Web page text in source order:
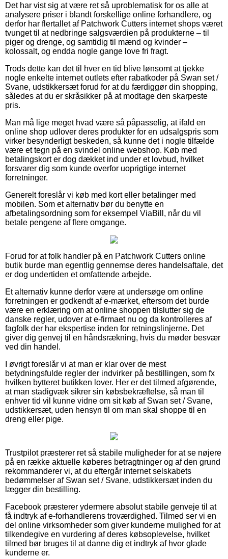
Det har vist sig at være ret så uproblematisk for os alle at
analysere priser i blandt forskellige online forhandlere, og
derfor har flertallet af Patchwork Cutters internet shops været
tvunget til at nedbringe salgsværdien på produkterne – til
piger og drenge, og samtidig til mænd og kvinder –
kolossalt, og endda nogle gange love fri fragt.
Trods dette kan det til hver en tid blive lønsomt at tjekke
nogle enkelte internet outlets efter rabatkoder på Swan set /
Svane, udstikkersæt forud for at du færdiggør din shopping,
således at du er skråsikker på at modtage den skarpeste
pris.
Man må lige meget hvad være så påpasselig, at ifald en
online shop udlover deres produkter for en udsalgspris som
virker besynderligt beskeden, så kunne det i nogle tilfælde
være et tegn på en svindel online webshop. Køb med
betalingskort er dog dækket ind under et lovbud, hvilket
forsvarer dig som kunde overfor uoprigtige internet
forretninger.
Generelt foreslår vi køb med kort eller betalinger med
mobilen. Som et alternativ bør du benytte en
afbetalingsordning som for eksempel ViaBill, når du vil
betale pengene af flere omgange.
Forud for at folk handler på en Patchwork Cutters online
butik burde man egentlig gennemse deres handelsaftale, det
er dog undertiden et omfattende arbejde.
Et alternativ kunne derfor være at undersøge om online
forretningen er godkendt af e-mærket, eftersom det burde
være en erklæring om at online shoppen tilslutter sig de
danske regler, udover at e-firmaet nu og da kontrolleres af
fagfolk der har ekspertise inden for retningslinjerne. Det
giver dig genvej til en håndsrækning, hvis du møder besvær
ved din handel.
I øvrigt foreslår vi at man er klar over de mest
betydningsfulde regler der indvirker på bestillingen, som fx
hvilken bytteret butikken lover. Her er det tilmed afgørende,
at man stadigvæk sikrer sin købsbekræftelse, så man til
enhver tid vil kunne vidne om sit køb af Swan set / Svane,
udstikkersæt, uden hensyn til om man skal shoppe til en
dreng eller pige.
Trustpilot præsterer ret så stabile muligheder for at se nøjere
på en række aktuelle køberes betragtninger og af den grund
rekommanderer vi, at du eftergår internet selskabets
bedømmelser af Swan set / Svane, udstikkersæt inden du
lægger din bestilling.
Facebook præsterer ydermere absolut stabile genveje til at
få indtryk af e-forhandlerens troværdighed. Tilmed ser vi en
del online virksomheder som giver kunderne mulighed for at
tilkendegive en vurdering af deres købsoplevelse, hvilket
tilmed bør bruges til at danne dig et indtryk af hvor glade
kunderne er.